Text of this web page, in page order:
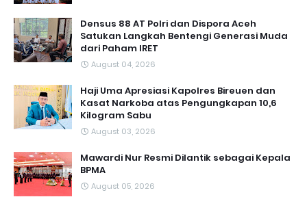
Densus 88 AT Polri dan Dispora Aceh
Satukan Langkah Bentengi Generasi Muda
dari Paham IRET
August 04, 2026
Haji Uma Apresiasi Kapolres Bireuen dan
Kasat Narkoba atas Pengungkapan 10,6
Kilogram Sabu
August 03, 2026
Mawardi Nur Resmi Dilantik sebagai Kepala
BPMA
August 05, 2026